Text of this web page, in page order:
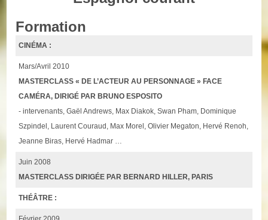
Formation
CINÉMA :
Mars/Avril 2010
MASTERCLASS « DE L’ACTEUR AU PERSONNAGE » FACE
CAMÉRA, DIRIGÉ PAR BRUNO ESPOSITO
- intervenants, Gaël Andrews, Max Diakok, Swan Pham, Dominique
Szpindel, Laurent Couraud, Max Morel, Olivier Megaton, Hervé Renoh,
Jeanne Biras, Hervé Hadmar …
Juin 2008
MASTERCLASS DIRIGÉE PAR BERNARD HILLER, PARIS
THÉÂTRE :